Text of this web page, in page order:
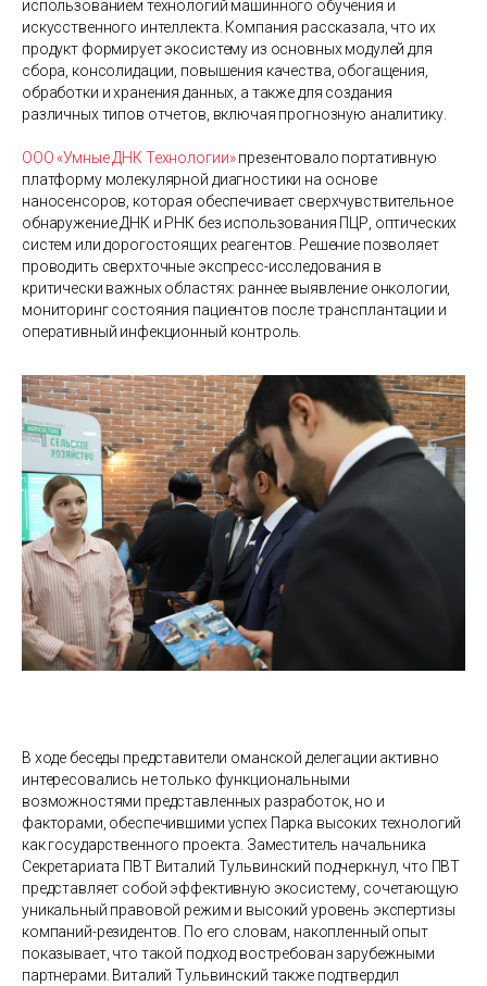
использованием технологий машинного обучения и
искусственного интеллекта. Компания рассказала, что их
продукт формирует экосистему из основных модулей для
сбора, консолидации, повышения качества, обогащения,
обработки и хранения данных, а также для создания
различных типов отчетов, включая прогнозную аналитику.
ООО «Умные ДНК Технологии»презентовало портативную
платформу молекулярной диагностики на основе
наносенсоров, которая обеспечивает сверхчувствительное
обнаружение ДНК и РНК без использования ПЦР, оптических
систем или дорогостоящих реагентов. Решение позволяет
проводить сверхточные экспресс-исследования в
критически важных областях: раннее выявление онкологии,
мониторинг состояния пациентов после трансплантации и
оперативный инфекционный контроль.
В ходе беседы представители оманской делегации активно
интересовались не только функциональными
возможностями представленных разработок, но и
факторами, обеспечившими успех Парка высоких технологий
как государственного проекта. Заместитель начальника
Секретариата ПВТ Виталий Тульвинский подчеркнул, что ПВТ
представляет собой эффективную экосистему, сочетающую
уникальный правовой режим и высокий уровень экспертизы
компаний-резидентов. По его словам, накопленный опыт
показывает, что такой подход востребован зарубежными
партнерами. Виталий Тульвинский также подтвердил